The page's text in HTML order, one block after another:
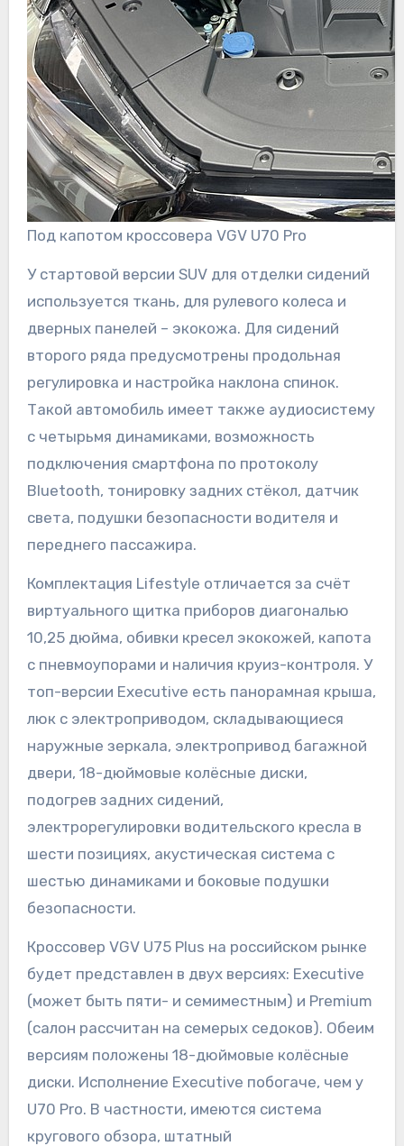
Под капотом кроссовера VGV U70 Pro
У стартовой версии SUV для отделки сидений
используется ткань, для рулевого колеса и
дверных панелей – экокожа. Для сидений
второго ряда предусмотрены продольная
регулировка и настройка наклона спинок.
Такой автомобиль имеет также аудиосистему
с четырьмя динамиками, возможность
подключения смартфона по протоколу
Bluetooth, тонировку задних стёкол, датчик
света, подушки безопасности водителя и
переднего пассажира.
Комплектация Lifestyle отличается за счёт
виртуального щитка приборов диагональю
10,25 дюйма, обивки кресел экокожей, капота
с пневмоупорами и наличия круиз-контроля. У
топ-версии Executive есть панорамная крыша,
люк с электроприводом, складывающиеся
наружные зеркала, электропривод багажной
двери, 18-дюймовые колёсные диски,
подогрев задних сидений,
электрорегулировки водительского кресла в
шести позициях, акустическая система с
шестью динамиками и боковые подушки
безопасности.
Кроссовер VGV U75 Plus на российском рынке
будет представлен в двух версиях: Executive
(может быть пяти- и семиместным) и Premium
(салон рассчитан на семерых седоков). Обеим
версиям положены 18-дюймовые колёсные
диски. Исполнение Executive побогаче, чем у
U70 Pro. В частности, имеются система
кругового обзора, штатный